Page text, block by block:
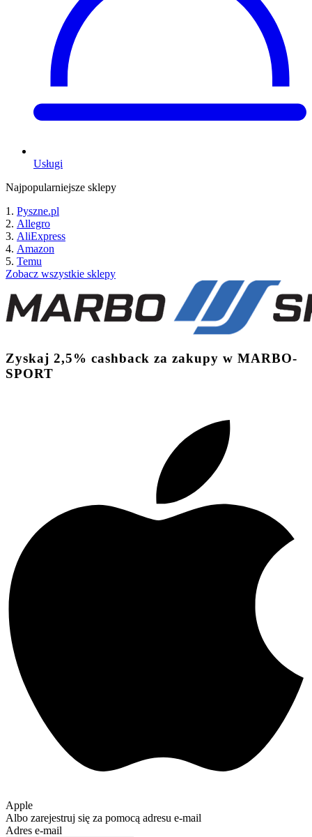
Usługi
Najpopularniejsze sklepy
Pyszne.pl
Allegro
AliExpress
Amazon
Temu
Zobacz wszystkie sklepy
Zyskaj 2,5% cashback za zakupy w MARBO-
SPORT
Apple
Albo zarejestruj się za pomocą adresu e-mail
Adres e-mail